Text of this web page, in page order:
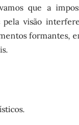
que a
pela visão
formantes,